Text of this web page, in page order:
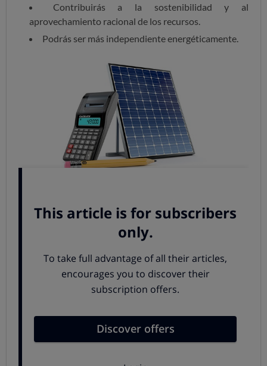
Contribuirás a la sostenibilidad y al
aprovechamiento racional de los recursos.
Podrás ser más independiente energéticamente.
Un sistema fotovoltaico está constituido por uno o
paneles fotovoltaicosy un inversor, el dispositivo
paneles de manera que pueda ser consumida por
nuestros aparatos eléctricos.
obtendrá la electricidad que esperamos. Normalmente
esto no sucede, pues suele ser un instalador autorizado
quien realiza el diseño, pero conviene comprobarlo, ya